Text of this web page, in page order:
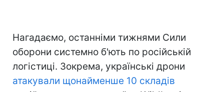
Нагадаємо, останніми тижнями Сили
оборони системно б'ють по російській
логістиці. Зокрема, українські дрони
атакували щонайменше 10 складів